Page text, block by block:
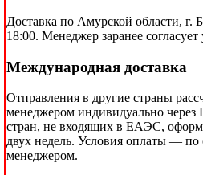
Доставка по Амурской области, г.
18:00. Менеджер заранее согласует
Международная доставка
Отправления в другие страны
менеджером индивидуально
стран, не входящих в ЕАЭС,
двух недель. Условия оплаты — по
менеджером.